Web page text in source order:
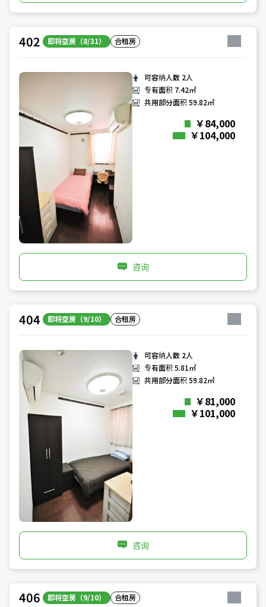
402 即将空房（8/31） 合租房
可容纳人数 2人
专有面积 7.42㎡
共用部分面积59.82㎡
￥84,000
￥104,000
咨询
404 即将空房（9/10） 合租房
可容纳人数 2人
专有面积5.81㎡
共用部分面积59.82㎡
￥81,000
￥101,000
咨询
406 即将空房（9/10） 合租房